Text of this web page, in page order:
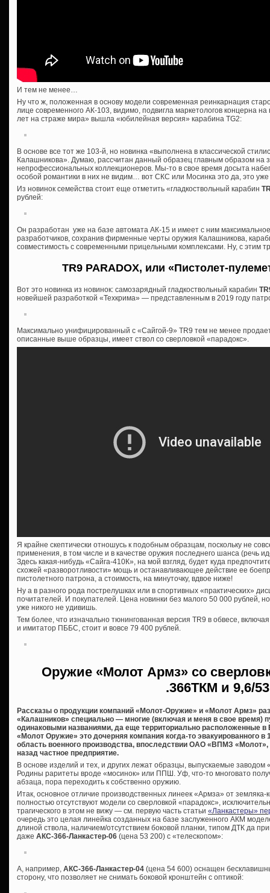
И тем не менее…
Ну что ж, положенная в основу модели современная реинкарнация
лице современного АК-103, видимо, подвигла маркетологов концерна
лет на страже мира» вышла «юбилейная версия» карабина TG2:
В основе все тот же 103-й, но новинка «выполнена в классической
Калашникова». Думаю, рассчитан данный образец главным образом на
непрофессиональных коллекционеров. Мы-то в свое время досыта
особой романтики в них не видим… вот СКС или Мосинка это да, это уже
Из новинок семейства стоит еще отметить «гладкоствольный карабин
рублей:
Он разработан уже на базе автомата АК-15 и имеет с ним
разработчиков, сохранив фирменные черты оружия Калашникова,
совместимость с современными прицельными комплексами. Ну, с этим
TR9 PARADOX, или «Пистолет-
Вот это новинка из новинок: самозарядный гладкоствольный карабин
новейшей разработкой «Техкрима» — представленным в 2019 году
Максимально унифицированный с «Сайгой-9» TR9 тем не менее
описанные выше образцы, имеет ствол со сверловкой «парадокс».
Я крайне скептически отношусь к подобным образцам, поскольку не
применения, в том числе и в качестве оружия последнего шанса (речь
Здесь какая-нибудь «Сайга-410К», на мой взгляд, будет куда
схожей «разворотливости» мощь и останавливающее действие ее
пистолетного патрона, а стоимость, на минуточку, вдвое ниже!
Ну а в разного рода пострелушках или в спортивных «практических»
почитателей. И покупателей. Цена новинки без малого 50 000 рублей,
уже никого не удивишь.
Тем более, что изначально тюнингованная версия TR9 в обвесе,
и имитатор ПББС, стоит и вовсе 79 400 рублей.
Оружие «Молот Армз» со
.366ТКМ и 9,6/53
Рассказы о продукции компаний «Молот-Оружие» и «Молот Армз»
«Калашников» специально — многие (включая и меня в свое время)
одинаковыми названиями, да еще территориально расположенные в
«Молот Оружие» это дочерняя компания когда-то эвакуированного в
область военного производства, впоследствии ОАО «ВПМЗ
назад частное предприятие.
В основе изделий и тех, и других лежат образцы, выпускаемые
Родины раритеты вроде «мосинок» или ППШ. Уф, что-то многовато
абзаца, пора переходить к собственно оружию.
Итак, основное отличие производственных линеек «Армза» от земляка-
полностью отсутствуют модели со сверловкой «парадокс»,
трагического в этом не вижу — см. первую часть статьи «Ланкастеры»
очередь это целая линейка созданных на базе заслуженного АКМ
длиной ствола, наличием/отсутствием боковой планки, типом ДТК да
даже АКС-366-Ланкастер-06 (цена 53 200) с «телескопом»:
А, например, АКС-366-Ланкастер-04 (цена 54 600) оснащен
сторону, что позволяет не снимать боковой кронштейн с оптикой: